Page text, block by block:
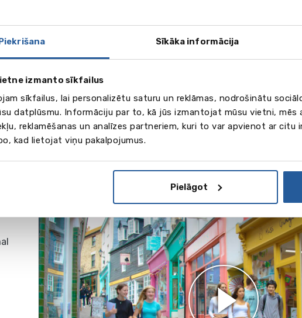
Sīkāka informācija
izmanto sīkfailus
sīkfailus, lai personalizētu saturu un reklāmas, nodrošinātu
datplūsmu. Informāciju par to, kā jūs izmantojat mūsu vietni, mēs
reklamēšanas un analīzes partneriem, kuri to var apvienot ar
kad lietojat viņu pakalpojumus.
Pielāgot
un
vēl
35